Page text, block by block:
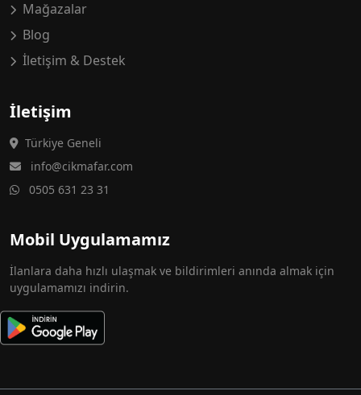
Mağazalar
Blog
İletişim & Destek
İletişim
Türkiye Geneli
info@cikmafar.com
0505 631 23 31
Mobil Uygulamamız
İlanlara daha hızlı ulaşmak ve bildirimleri anında almak için
uygulamamızı indirin.